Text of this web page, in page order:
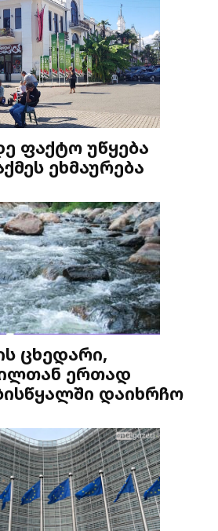
ფაქტო უწყება
ეხმაურება
ცხედარი,
ერთად
დაიხრჩო